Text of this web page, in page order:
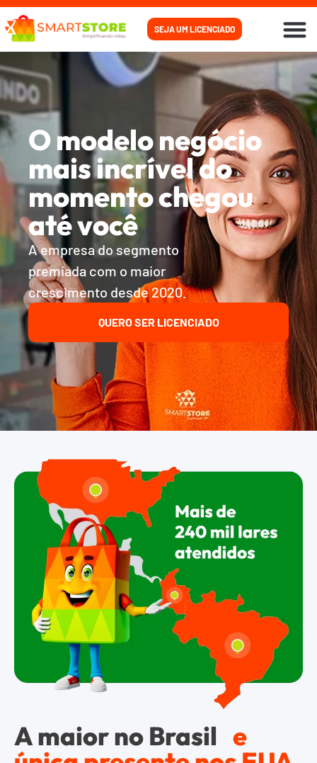
SEJA UM LICENCIADO
O modelo negócio
mais incrível do
momento chegou
até você
A empresa do segmento
premiada com o maior
crescimento desde 2020.
QUERO SER LICENCIADO
A maior no Brasil e